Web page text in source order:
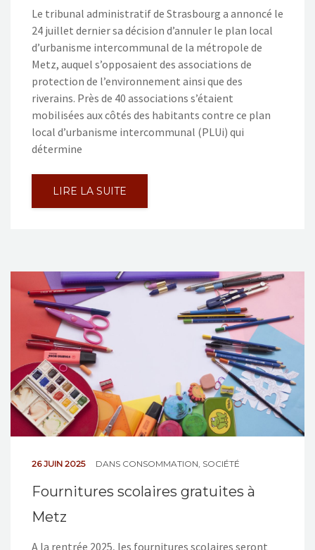
Le tribunal administratif de Strasbourg a annoncé le
24 juillet dernier sa décision d’annuler le plan local
d’urbanisme intercommunal de la métropole de
Metz, auquel s’opposaient des associations de
protection de l’environnement ainsi que des
riverains. Près de 40 associations s’étaient
mobilisées aux côtés des habitants contre ce plan
local d’urbanisme intercommunal (PLUi) qui
détermine
LIRE LA SUITE
26 JUIN 2025 DANS CONSOMMATION, SOCIÉTÉ
Fournitures scolaires gratuites à
Metz
A la rentrée 2025, les fournitures scolaires seront